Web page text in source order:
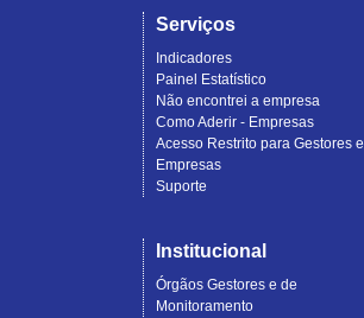
Serviços
Indicadores
Painel Estatístico
Não encontrei a empresa
Como Aderir - Empresas
Acesso Restrito para Gestores e
Empresas
Suporte
Institucional
Órgãos Gestores e de
Monitoramento